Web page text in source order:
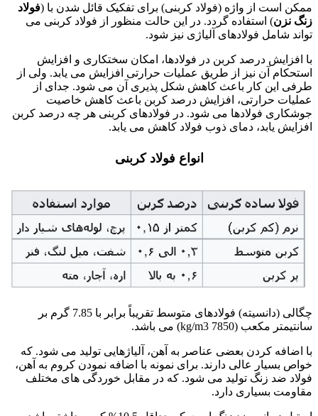
ممکن است از واژه (فولاد کربنی) برای تفکیک قائل شدن با (فولاد
زنگ نزن) استفاده گردد. در این حالت منظور از فولاد کربنی می
تواند شامل فولادهای آلیاژی نیز شود.
با افزایش درصد کربن در فولادها، امکان سختکاری و افزایش
استحکام آن نیز از طریق عملیات حرارتی افزایش می یابد. ولی از
طرفی این کار باعث کاهش شکل پذیری آن می شود. جدای از
عملیات حرارتی، افزایش درصد کربن باعث کاهش خاصیت
جوشکاری فولادها می شود. در فولادهای کربنی هر چه درصد کربن
افزایش یابد، دمای ذوب فولاد کاهش می یابد.
انواع فولاد کربنی
چگالی (دانسیته) فولادهای متوسط تقریباً برابر با 7.85 گرم بر
سانتیمتر مکعب (kg/m3 7850) می باشد.
با اضافه کردن بعضی عناصر به آهن، آلیاژهایی تولید می شود. که
خواص بسیار عالی دارند. برای نمونه با اضافه نمودن کروم به آهن،
فولاد ضد زنگ تولید می شود. که در مقابل خوردگی های مختلف
مقاومت بسیاری دارد.